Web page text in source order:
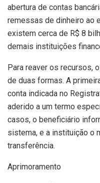
abertura de contas
remessas de dinheiro ao
existem cerca de R$ 8
demais instituições
Para reaver os recursos,
de duas formas. A
conta indicada no
aderido a um termo
casos, o beneficiário
sistema, e a instituição o
transferência.
Aprimoramento